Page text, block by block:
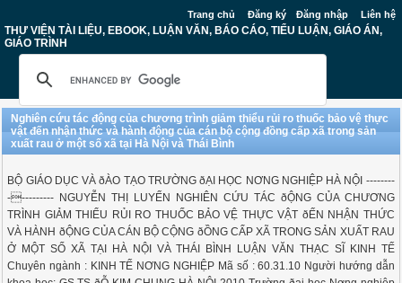
Trang chủ Đăng ký Đăng nhập Liên hệ
THƯ VIỆN TÀI LIỆU, EBOOK, LUẬN VĂN, BÁO CÁO, TIỂU LUẬN, GIÁO ÁN,
GIÁO TRÌNH
Nghiên cứu tác động của chương trình giảm thiểu rủi ro thuốc bảo vệ thực
vật đến nhận thức và hành động của cán bộ cộng đồng cấp xã trong sản
xuất rau ở một số xã tại Hà Nội và Thái Bình
BỘ GIÁO DỤC VÀ ðÀO TẠO TRƯỜNG ðẠI HỌC NƠNG NGHIỆP HÀ NỘI --------
---------- NGUYỄN THỊ LUYẾN NGHIÊN CỨU TÁC ðỘNG CỦA CHƯƠNG
TRÌNH GIẢM THIỂU RỦI RO THUỐC BẢO VỆ THỰC VẬT ðẾN NHẬN THỨC
VÀ HÀNH ðỘNG CỦA CÁN BỘ CỘNG ðỒNG CẤP XÃ TRONG SẢN XUẤT RAU
Ở MỘT SỐ XÃ TẠI HÀ NỘI VÀ THÁI BÌNH LUẬN VĂN THẠC SĨ KINH TẾ
Chuyên ngành : KINH TẾ NƠNG NGHIỆP Mã số : 60.31.10 Người hướng dẫn